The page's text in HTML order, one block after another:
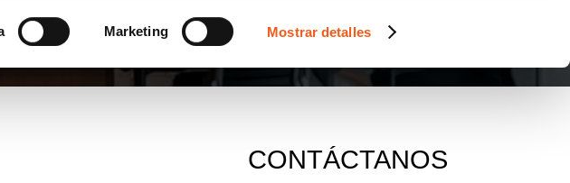
Marketing Mostrar detalles
CONTÁCTANOS